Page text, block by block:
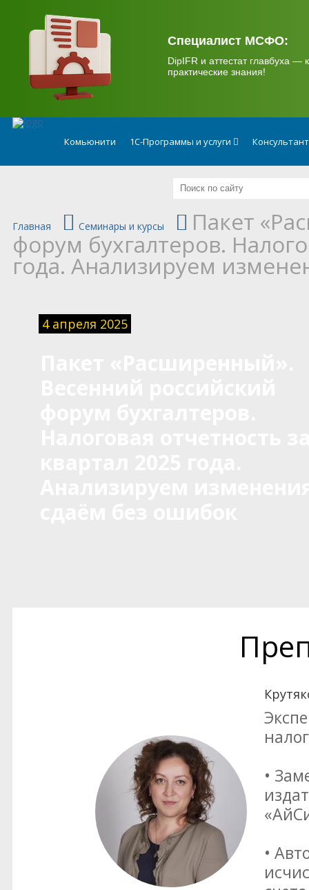
Специалист МСФО:
DipIFR и аттестат главбуха —
практические знания!
Комьюнити 1С-Программы и услуги
Главная Семинары и курсы Пакет
форум бухгалтеров.
года. Анализируем
4 апреля 2025
•
•